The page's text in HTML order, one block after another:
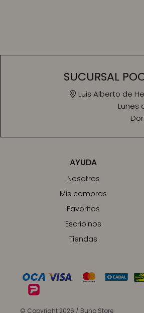
AYUDA
Nosotros
Mis compras
Favoritos
Escribinos
Tiendas
SUCURSAL
Luis Alberto de
Lunes
© Copyright 2026 / Buho Store